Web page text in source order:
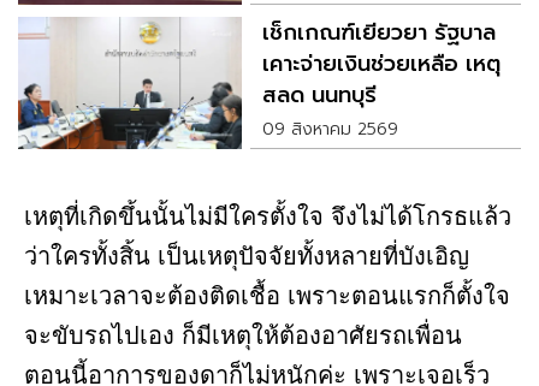
เช็กเกณฑ์เยียวยา รัฐบาล
เคาะจ่ายเงินช่วยเหลือ เหตุ
สลด นนทบุรี
09 สิงหาคม 2569
เหตุที่เกิดขึ้นนั้นไม่มีใครตั้งใจ จึงไม่ได้โกรธแล้ว
ว่าใครทั้งสิ้น เป็นเหตุปัจจัยทั้งหลายที่บังเอิญ
เหมาะเวลาจะต้องติดเชื้อ เพราะตอนแรกก็ตั้งใจ
จะขับรถไปเอง ก็มีเหตุให้ต้องอาศัยรถเพื่อน
ตอนนี้อาการของดาก็ไม่หนักค่ะ เพราะเจอเร็ว